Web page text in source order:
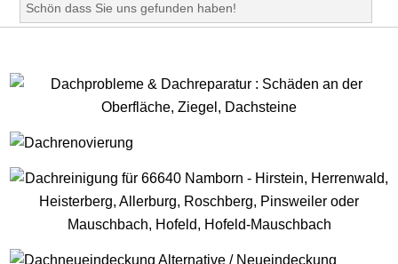
Schön dass Sie uns gefunden haben!